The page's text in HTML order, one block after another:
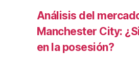
Análisis del
Manchester City:
en la posesión?